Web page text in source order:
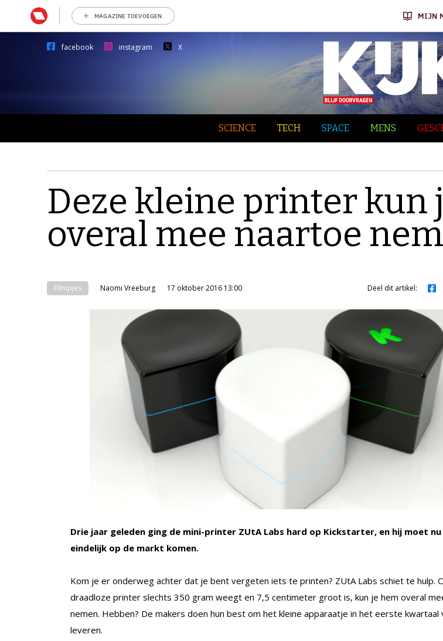
MAGAZINE TOEVOEGEN MIJN
facebook instagram X
SCIENCE TECH SPACE MENS
Deze kleine printer kun
overal mee naartoe
Filmpjes Naomi Vreeburg 17 oktober 2016 13:00 Deel dit artikel:
Drie jaar geleden ging de mini-printer ZUtA Labs hard op Kickstarter, en hij moet nu
eindelijk op de markt komen.
Kom je er onderweg achter dat je bent vergeten iets te printen? ZUtA Labs schiet te hulp.
draadloze printer slechts 350 gram weegt en 7,5 centimeter groot is, kun je hem overal
nemen. Hebben? De makers doen hun best om het kleine apparaatje in het eerste kwartaal
leveren.